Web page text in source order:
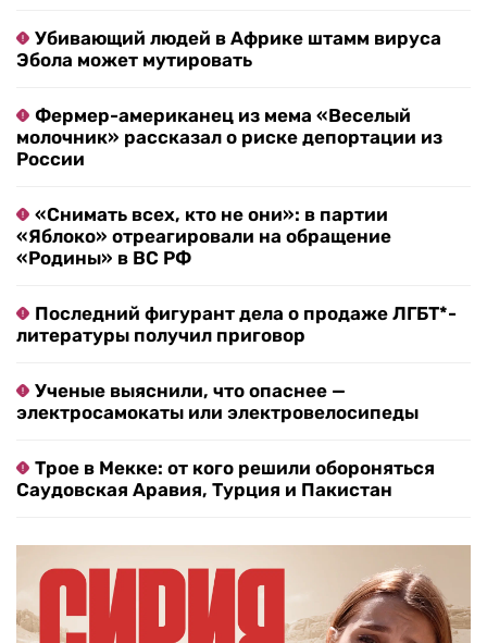
Убивающий людей в Африке штамм вируса
Эбола может мутировать
Фермер-американец из мема «Веселый
молочник» рассказал о риске депортации из
России
«Снимать всех, кто не они»: в партии
«Яблоко» отреагировали на обращение
«Родины» в ВС РФ
Последний фигурант дела о продаже ЛГБТ*-
литературы получил приговор
Ученые выяснили, что опаснее —
электросамокаты или электровелосипеды
Трое в Мекке: от кого решили обороняться
Саудовская Аравия, Турция и Пакистан